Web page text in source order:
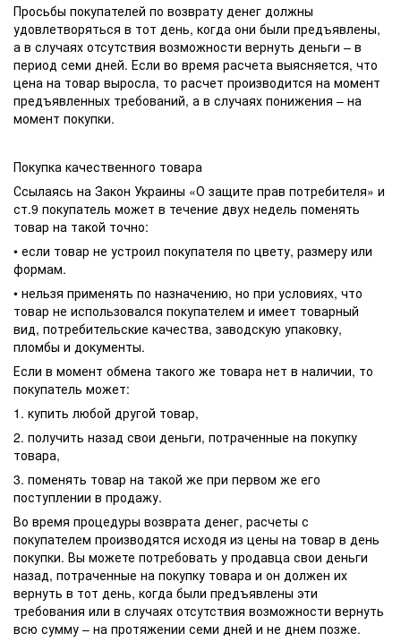
Просьбы покупателей по возврату денег должны
удовлетворяться в тот день, когда они были предъявлены,
а в случаях отсутствия возможности вернуть деньги – в
период семи дней. Если во время расчета выясняется, что
цена на товар выросла, то расчет производится на момент
предъявленных требований, а в случаях понижения – на
момент покупки.
Покупка качественного товара
Ссылаясь на Закон Украины «О защите прав потребителя» и
ст.9 покупатель может в течение двух недель поменять
товар на такой точно:
• если товар не устроил покупателя по цвету, размеру или
формам.
• нельзя применять по назначению, но при условиях, что
товар не использовался покупателем и имеет товарный
вид, потребительские качества, заводскую упаковку,
пломбы и документы.
Если в момент обмена такого же товара нет в наличии, то
покупатель может:
1. купить любой другой товар,
2. получить назад свои деньги, потраченные на покупку
товара,
3. поменять товар на такой же при первом же его
поступлении в продажу.
Во время процедуры возврата денег, расчеты с
покупателем производятся исходя из цены на товар в день
покупки. Вы можете потребовать у продавца свои деньги
назад, потраченные на покупку товара и он должен их
вернуть в тот день, когда были предъявлены эти
требования или в случаях отсутствия возможности вернуть
всю сумму – на протяжении семи дней и не днем позже.